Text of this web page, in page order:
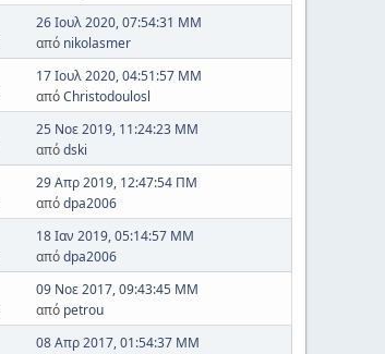
26 Ιουλ 2020, 07:54:31 ΜΜ
από nikolasmer
17 Ιουλ 2020, 04:51:57 ΜΜ
απόChristodoulosl
25 Νοε 2019, 11:24:23 ΜΜ
απόdski
29 Απρ 2019, 12:47:54 ΠΜ
απόdpa2006
18 Ιαν 2019, 05:14:57 ΜΜ
απόdpa2006
09 Νοε 2017, 09:43:45 ΜΜ
από petrou
08 Απρ 2017, 01:54:37 ΜΜ